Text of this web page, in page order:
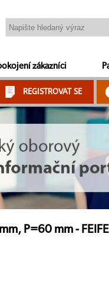
zákazníci
REGISTROVAT SE
P=60 mm -